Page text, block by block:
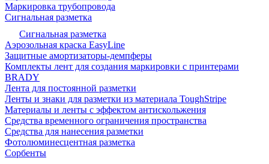
Маркировка трубопровода
Сигнальная разметка
Сигнальная разметка
Аэрозольная краска EasyLine
Защитные амортизаторы-демпферы
Комплекты лент для создания маркировки с принтерами
BRADY
Лента для постоянной разметки
Ленты и знаки для разметки из материала ToughStripe
Материалы и ленты с эффектом антискольжения
Средства временного ограничения пространства
Средства для нанесения разметки
Фотолюминесцентная разметка
Сорбенты